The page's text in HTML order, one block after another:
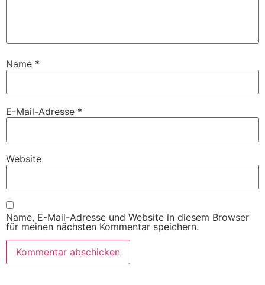
Name *
E-Mail-Adresse *
Website
Name, E-Mail-Adresse und Website in diesem Browser
für meinen nächsten Kommentar speichern.